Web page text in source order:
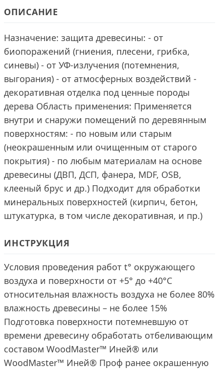
ОПИСАНИЕ
Назначение: защита древесины: - от
биопоражений (гниения, плесени, грибка,
синевы) - от УФ-излучения (потемнения,
выгорания) - от атмосферных воздействий -
декоративная отделка под ценные породы
дерева Область применения: Применяется
внутри и снаружи помещений по деревянным
поверхностям: - по новым или старым
(неокрашенным или очищенным от старого
покрытия) - по любым материалам на основе
древесины (ДВП, ДСП, фанера, MDF, OSB,
клееный брус и др.) Подходит для обработки
минеральных поверхностей (кирпич, бетон,
штукатурка, в том числе декоративная, и пр.)
ИНСТРУКЦИЯ
Условия проведения работ t° окружающего
воздуха и поверхности от +5° до +40°С
относительная влажность воздуха не более 80%
влажность древесины – не более 15%
Подготовка поверхности потемневшую от
времени древесину обработать отбеливающим
составом WoodMaster™ Иней® или
WoodMaster™ Иней® Проф ранее окрашенную